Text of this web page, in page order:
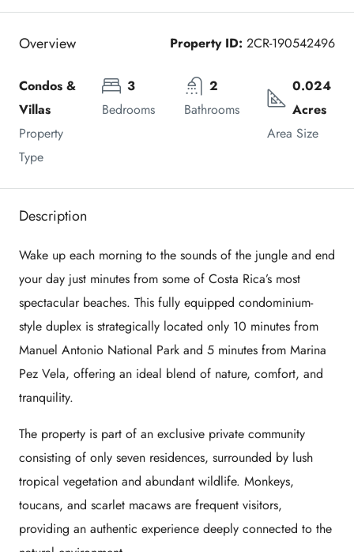
Overview Property ID: 2CR-190542496
Condos &
Villas
Property
Type
3
Bedrooms
2
Bathrooms
0.024
Acres
Area Size
Description
Wake up each morning to the sounds of the jungle and end
your day just minutes from some of Costa Rica’s most
spectacular beaches. This fully equipped condominium-
style duplex is strategically located only 10 minutes from
Manuel Antonio National Park and 5 minutes from Marina
Pez Vela, offering an ideal blend of nature, comfort, and
tranquility.
The property is part of an exclusive private community
consisting of only seven residences, surrounded by lush
tropical vegetation and abundant wildlife. Monkeys,
toucans, and scarlet macaws are frequent visitors,
providing an authentic experience deeply connected to the